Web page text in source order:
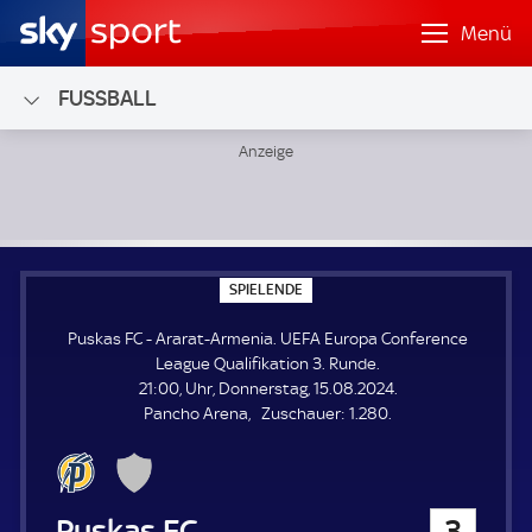
Menü
FUSSBALL
SPIELENDE
P
E
E
N
E
Puskas FC - Ararat-Armenia. UEFA Europa Conference
League Qualifikation 3. Runde.
21:00, Uhr, Donnerstag, 15.08.2024.
Pancho Arena
Zuschauer: Z1.280.